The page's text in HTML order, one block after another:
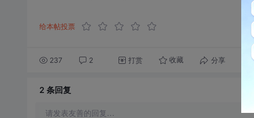
给本帖投票
237 2 打赏 收藏 分享
2 条回复
请发表友善的回复…